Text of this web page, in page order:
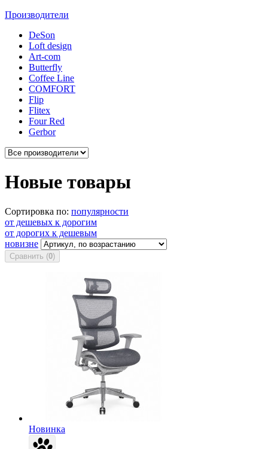
Производители
DeSon
Loft design
Art-com
Butterfly
Coffee Line
COMFORT
Flip
Flitex
Four Red
Gerbor
Новые товары
Сортировка по: популярности
от дешевых к дорогим
от дорогих к дешевым
новизне
Сравнить (0)
Новинка